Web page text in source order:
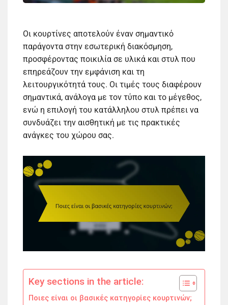
Οι κουρτίνες αποτελούν έναν σημαντικό
παράγοντα στην εσωτερική διακόσμηση,
προσφέροντας ποικιλία σε υλικά και στυλ που
επηρεάζουν την εμφάνιση και τη
λειτουργικότητά τους. Οι τιμές τους διαφέρουν
σημαντικά, ανάλογα με τον τύπο και το μέγεθος,
ενώ η επιλογή του κατάλληλου στυλ πρέπει να
συνδυάζει την αισθητική με τις πρακτικές
ανάγκες του χώρου σας.
Key sections in the article:
Ποιες είναι οι βασικές κατηγορίες κουρτινών;